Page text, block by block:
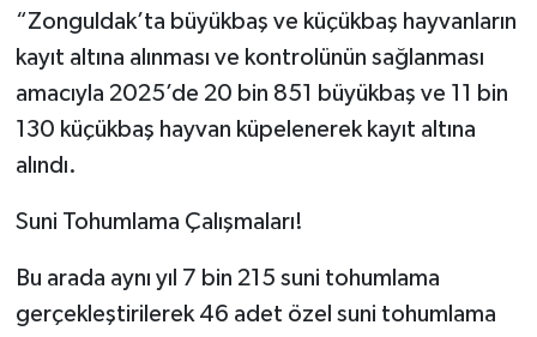
“Zonguldak’ta büyükbaş ve küçükbaş hayvanların
kayıt altına alınması ve kontrolünün sağlanması
amacıyla 2025’de 20 bin 851 büyükbaş ve 11 bin
130 küçükbaş hayvan küpelenerek kayıt altına
alındı.
Suni Tohumlama Çalışmaları!
Bu arada aynı yıl 7 bin 215 suni tohumlama
gerçekleştirilerek 46 adet özel suni tohumlama